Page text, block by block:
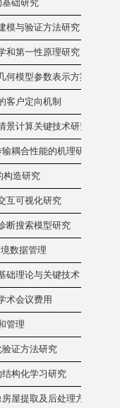
础研究
模与验证方法研究
和第一性原理研究
模型参数表示方案
客户定向机制
计算关键技术研究
耦合性能的机理研究
构造研究
互可视化研究
断搜索模型研究
数据管理
础理论与关键技术
术会议费用
管理
证方法研究
构化学习研究
屋提取及后处理方法研究